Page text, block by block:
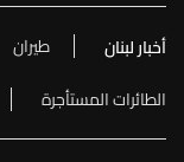
أخبار لبنان طيران
الطائرات المستأجرة